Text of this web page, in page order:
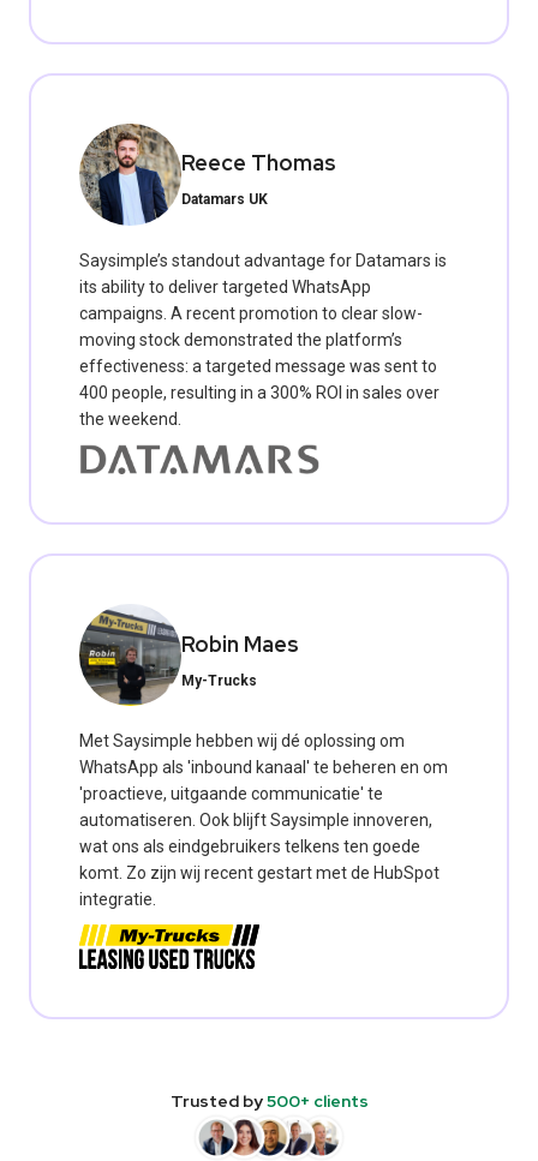
Reece Thomas
Datamars UK
Saysimple’s standout advantage for Datamars is
its ability to deliver targeted WhatsApp
campaigns. A recent promotion to clear slow-
moving stock demonstrated the platform’s
effectiveness: a targeted message was sent to
400 people, resulting in a 300% ROI in sales over
the weekend.
Robin Maes
My-Trucks
Met Saysimple hebben wij dé oplossing om
WhatsApp als 'inbound kanaal' te beheren en om
'proactieve, uitgaande communicatie' te
automatiseren. Ook blijft Saysimple innoveren,
wat ons als eindgebruikers telkens ten goede
komt. Zo zijn wij recent gestart met de HubSpot
integratie.
Trusted by500+ clients